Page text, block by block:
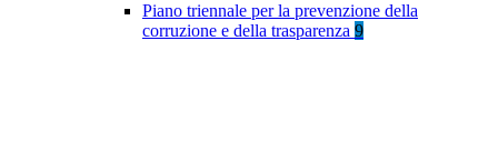
Piano triennale per la prevenzione della
corruzione e della trasparenza 9